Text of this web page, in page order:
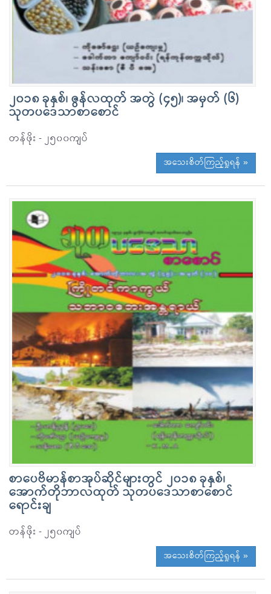
၂၀၁၈ ခုနှစ်၊ ဇွန်လထုတ် အတွဲ (၄၅)၊ အမှတ် (၆)
သုတပဒေသာစာစောင်
တန်ဖိုး - ၂၅၀၀ကျပ်
အသေးစိတ်ကြည့်ရှုရန် »
စာပေဗိမာန်စာအုပ်ဆိုင်များတွင် ၂၀၁၈ ခုနှစ်၊
အောက်တိုဘာလထုတ် သုတပဒေသာစာစောင်
ရောင်းချ
တန်ဖိုး - ၂၅၀ကျပ်
အသေးစိတ်ကြည့်ရှုရန် »